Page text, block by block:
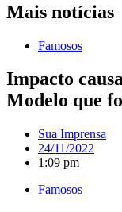
Mais notícias
Famosos
Impacto
Modelo que
Sua Imprensa
24/11/2022
1:09 pm
Famosos